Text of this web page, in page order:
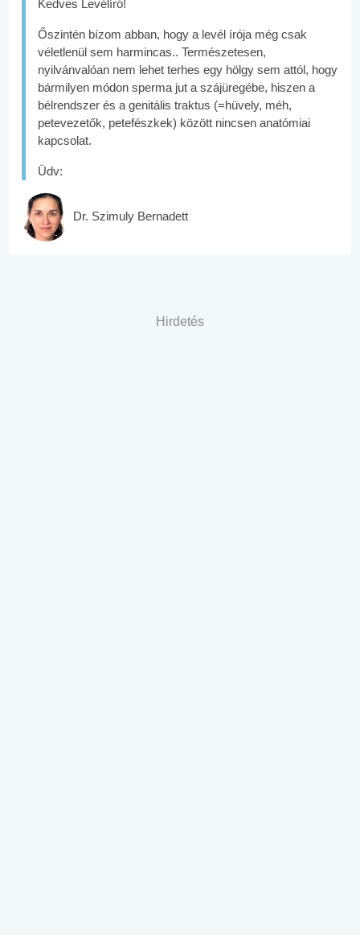
Kedves Levélíró!
Őszintén bízom abban, hogy a levél írója még csak
véletlenül sem harmincas.. Természetesen,
nyilvánvalóan nem lehet terhes egy hölgy sem attól, hogy
bármilyen módon sperma jut a szájüregébe, hiszen a
bélrendszer és a genitális traktus (=hüvely, méh,
petevezetők, petefészkek) között nincsen anatómiai
kapcsolat.
Üdv:
Dr. Szimuly Bernadett
Hirdetés